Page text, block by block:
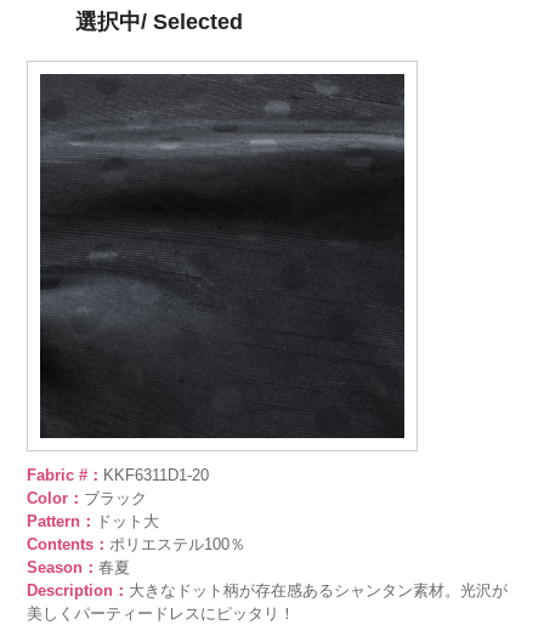
選択中/ Selected
Fabric #： KKF6311D1-20
Color： ブラック
Pattern： ドット大
Contents：ポリエステル100％
Season：春夏
Description： 大きなドット柄が存在感あるシャンタン素材。光沢が
美しくパーティードレスにピッタリ！